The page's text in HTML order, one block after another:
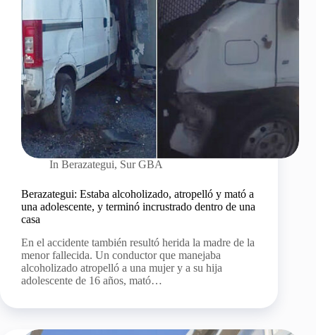
In Berazategui, Sur GBA
Berazategui: Estaba alcoholizado, atropelló y mató a
una adolescente, y terminó incrustrado dentro de una
casa
En el accidente también resultó herida la madre de la
menor fallecida. Un conductor que manejaba
alcoholizado atropelló a una mujer y a su hija
adolescente de 16 años, mató…